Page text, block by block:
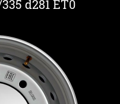
d281 ET0